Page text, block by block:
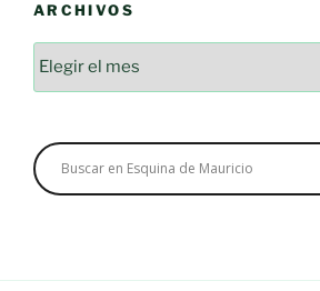
ARCHIVOS